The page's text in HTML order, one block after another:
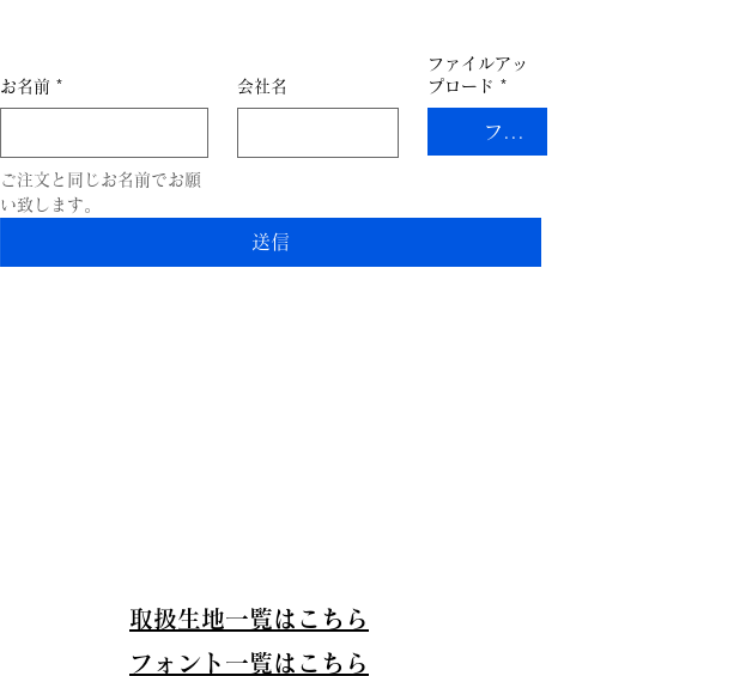
お名前 *
ご注文と同じお名前でお願
い致します。
会社名
ファイルアッ
プロード *
ファイルをアップロード
送信
取扱生地一覧はこちら
フォント一覧はこちら